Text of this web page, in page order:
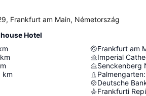
Frankfurt am Main, Németország
Hotel
km
km
Frankfurt am
Senckenberg
Palmengarten:
Deutsche
Frankfurti